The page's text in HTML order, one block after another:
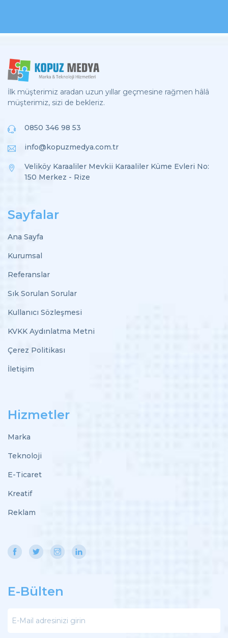
İlk müşterimiz aradan uzun yıllar geçmesine rağmen hâlâ
müşterimiz, sizi de bekleriz.
0850 346 98 53
info@kopuzmedya.com.tr
Veliköy Karaaliler Mevkii Karaaliler Küme Evleri No:
150 Merkez - Rize
Sayfalar
Ana Sayfa
Kurumsal
Referanslar
Sık Sorulan Sorular
Kullanıcı Sözleşmesi
KVKK Aydınlatma Metni
Çerez Politikası
İletişim
Hizmetler
Marka
Teknoloji
E-Ticaret
Kreatif
Reklam
E-Bülten